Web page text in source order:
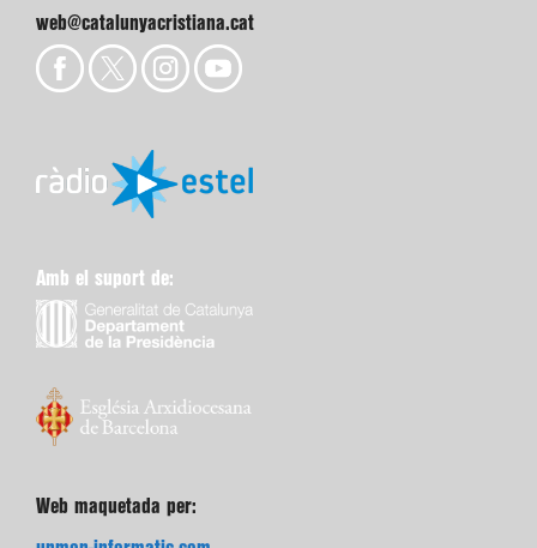
web@catalunyacristiana.cat
Amb el suport de:
Web maquetada per: